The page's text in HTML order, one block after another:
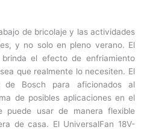
de bricolaje y las actividades
y no solo en pleno verano. El
brinda el efecto de enfriamiento
que realmente lo necesiten. El
de Bosch para aficionados al
de posibles aplicaciones en el
puede usar de manera flexible
de casa. El UniversalFan 18V-